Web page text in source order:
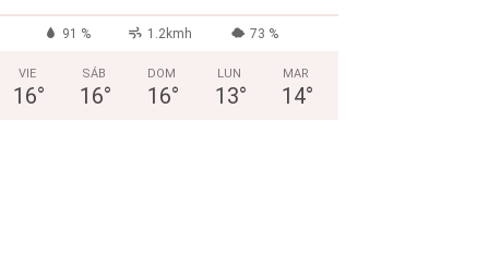
91 % 1.2kmh 73 %
VIE
16°
SÁB
16°
DOM
16°
LUN
13°
MAR
14°